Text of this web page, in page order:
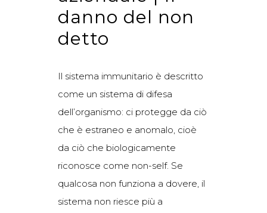
danno del non
detto
Il sistema immunitario è descritto
come un sistema di difesa
dell’organismo: ci protegge da ciò
che è estraneo e anomalo, cioè
da ciò che biologicamente
riconosce come non-self. Se
qualcosa non funziona a dovere, il
sistema non riesce più a